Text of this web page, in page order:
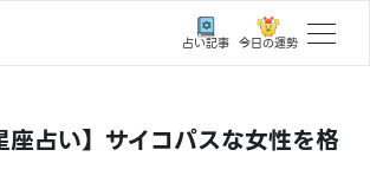
占い記事 今日の運勢
座占い】サイコパスな女性を格